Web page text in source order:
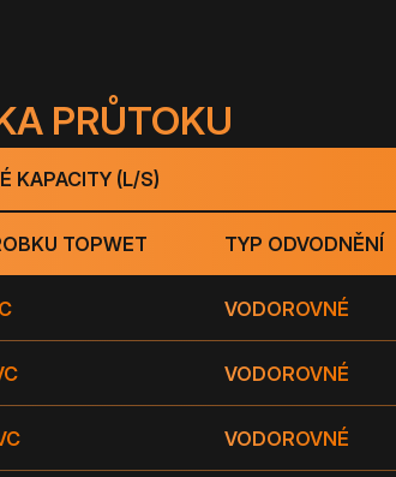
PRŮTOKU
KAPACITY (L/S)
TOPWET TYP ODVODNĚNÍ
VODOROVNÉ
VODOROVNÉ
VODOROVNÉ